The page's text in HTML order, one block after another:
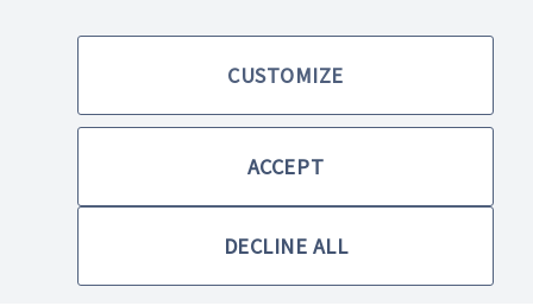
CUSTOMIZE
ACCEPT
DECLINE ALL